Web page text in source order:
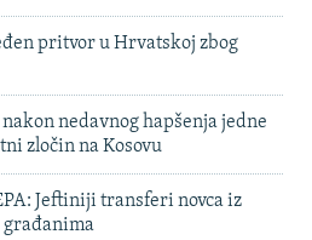
pritvor u Hrvatskoj zbog
nedavnog hapšenja jedne
zločin na Kosovu
Jeftiniji transferi novca iz